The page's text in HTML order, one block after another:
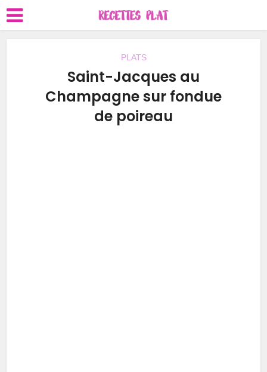
PLATS
Saint-Jacques au
Champagne sur fondue
de poireau